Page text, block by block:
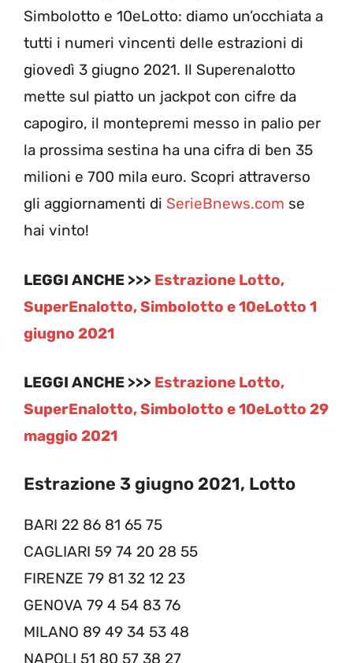
Simbolotto e 10eLotto: diamo un’occhiata a
tutti i numeri vincenti delle estrazioni di
giovedì 3 giugno 2021. Il Superenalotto
mette sul piatto un jackpot con cifre da
capogiro, il montepremi messo in palio per
la prossima sestina ha una cifra di ben 35
milioni e 700 mila euro. Scopri attraverso
gli aggiornamenti di SerieBnews.com se
hai vinto!
LEGGI ANCHE >>> Estrazione Lotto,
SuperEnalotto, Simbolotto e 10eLotto 1
giugno 2021
LEGGI ANCHE >>> Estrazione Lotto,
SuperEnalotto, Simbolotto e 10eLotto 29
maggio 2021
Estrazione 3 giugno 2021, Lotto
BARI 22 86 81 65 75
CAGLIARI 59 74 20 28 55
FIRENZE 79 81 32 12 23
GENOVA 79 4 54 83 76
MILANO 89 49 34 53 48
NAPOLI 51 80 57 38 27